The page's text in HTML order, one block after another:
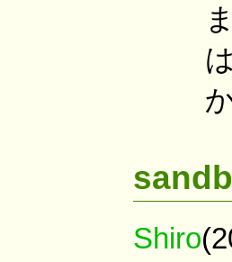
Shiro